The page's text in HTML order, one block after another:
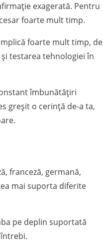
exagerată. Pentru
foarte mult timp.
foarte mult timp, de
testarea tehnologiei în
îmbunătățiri
greșit o cerință de-a ta,
franceză, germană,
mai suporta diferite
pe deplin suportată